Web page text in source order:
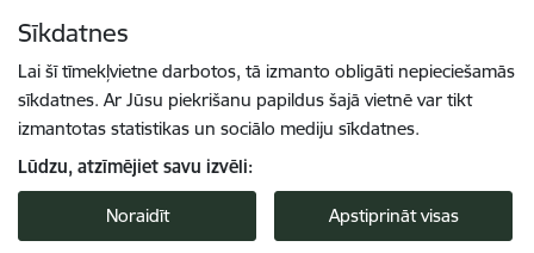
Sīkdatnes
Lai šī tīmekļvietne darbotos, tā izmanto obligāti nepieciešamās
sīkdatnes. Ar Jūsu piekrišanu papildus šajā vietnē var tikt
izmantotas statistikas un sociālo mediju sīkdatnes.
Lūdzu, atzīmējiet savu izvēli:
Noraidīt Apstiprināt visas